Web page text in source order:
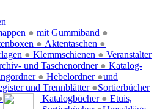
● mit Gummiband ●
● Aktentaschen ●
● Klemmschienen ● Veranstalter
und Taschenordner ●
● Hebelordner ●
und Trennblätter ●
Katalog-
und
Sortierbücher
Katalogbücher ● Etuis,